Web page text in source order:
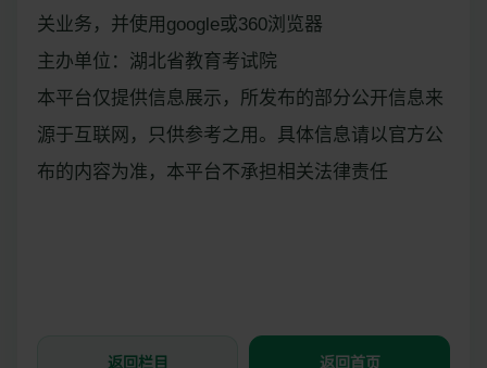
关业务，并使用google或360浏览器
主办单位：湖北省教育考试院
本平台仅提供信息展示，所发布的部分公开信息来
源于互联网，只供参考之用。具体信息请以官方公
布的内容为准，本平台不承担相关法律责任
返回栏目 返回首页